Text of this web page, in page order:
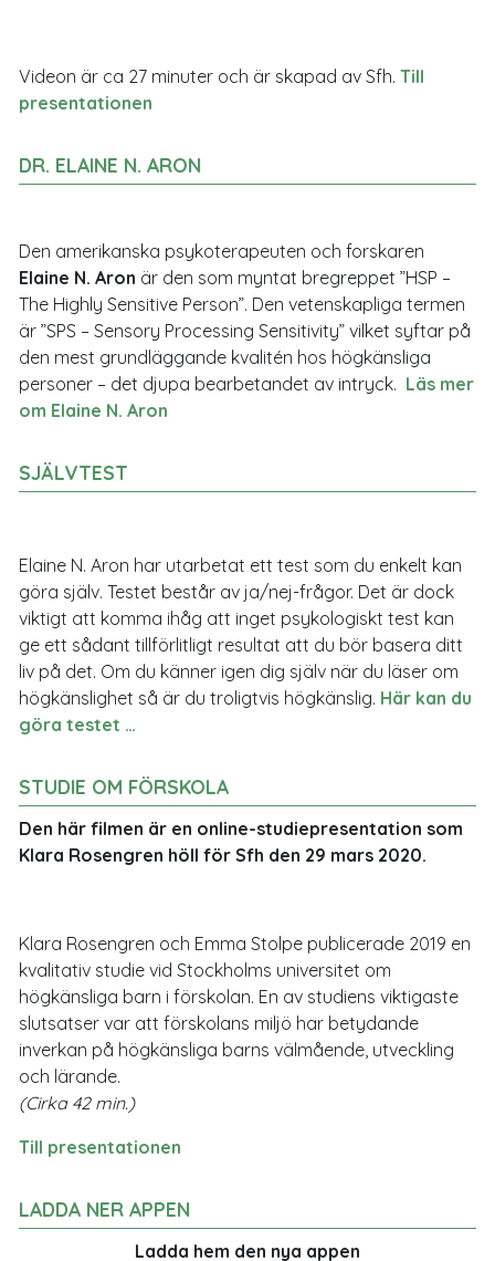
Videon är ca 27 minuter och är skapad av Sfh. Till
presentationen
DR. ELAINE N. ARON
Den amerikanska psykoterapeuten och forskaren
Elaine N. Aron är den som myntat bregreppet ”HSP –
The Highly Sensitive Person”. Den vetenskapliga termen
är ”SPS – Sensory Processing Sensitivity” vilket syftar på
den mest grundläggande kvalitén hos högkänsliga
personer – det djupa bearbetandet av intryck. Läs mer
om Elaine N. Aron
SJÄLVTEST
Elaine N. Aron har utarbetat ett test som du enkelt kan
göra själv. Testet består av ja/nej-frågor. Det är dock
viktigt att komma ihåg att inget psykologiskt test kan
ge ett sådant tillförlitligt resultat att du bör basera ditt
liv på det. Om du känner igen dig själv när du läser om
högkänslighet så är du troligtvis högkänslig. Här kan du
göra testet …
STUDIE OM FÖRSKOLA
Den här filmen är en online-studiepresentation som
Klara Rosengren höll för Sfh den 29 mars 2020.
Klara Rosengren och Emma Stolpe publicerade 2019 en
kvalitativ studie vid Stockholms universitet om
högkänsliga barn i förskolan. En av studiens viktigaste
slutsatser var att förskolans miljö har betydande
inverkan på högkänsliga barns välmående, utveckling
och lärande.
(Cirka 42 min.)
Till presentationen
LADDA NER APPEN
Ladda hem den nya appen